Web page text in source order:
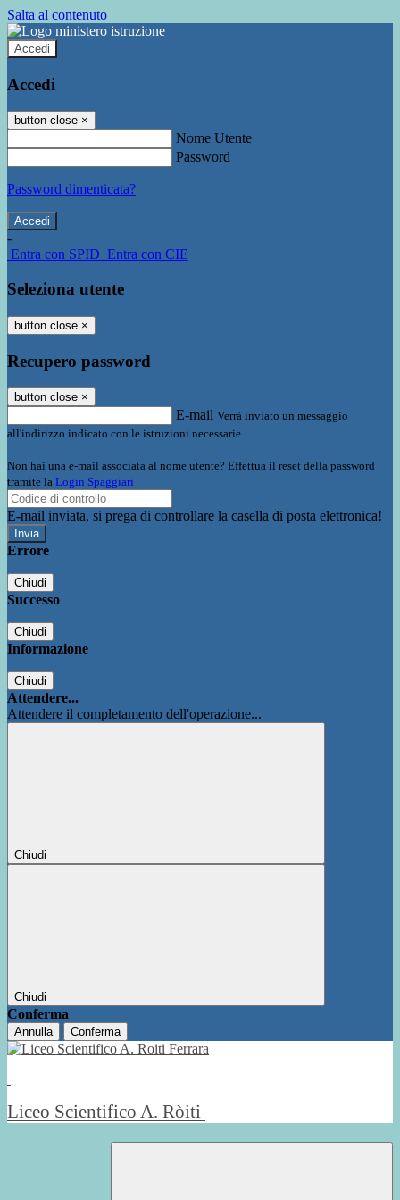
Salta al contenuto
Accedi
Accedi
button close ×
Nome Utente
Password
Password dimenticata?
-
Entra con SPID Entra con CIE
Seleziona utente
button close ×
Recupero password
button close ×
E-mail Verrà inviato un messaggio
all'indirizzo indicato con le istruzioni necessarie.
Non hai una e-mail associata al nome utente? Effettua il reset della password
tramite la Login Spaggiari
E-mail inviata, si prega di controllare la casella di posta elettronica!
Errore
Chiudi
Successo
Chiudi
Informazione
Chiudi
Attendere...
Attendere il completamento dell'operazione...
Chiudi
Chiudi
Conferma
Annulla Conferma
Liceo Scientifico A. Ròiti